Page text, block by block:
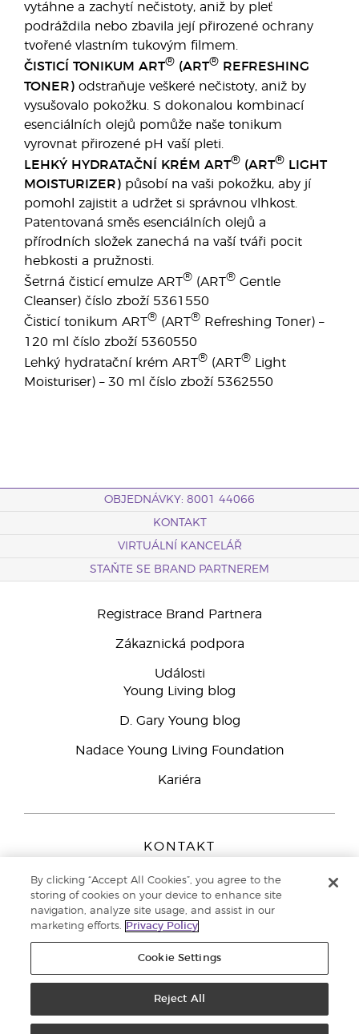
vytáhne a zachytí nečistoty, aniž by pleť
podráždila nebo zbavila její přirozené ochrany
tvořené vlastním tukovým filmem.
ČISTICÍ TONIKUM ART® (ART® REFRESHING
TONER) odstraňuje veškeré nečistoty, aniž by
vysušovalo pokožku. S dokonalou kombinací
esenciálních olejů pomůže naše tonikum
vyrovnat přirozené pH vaší pleti.
LEHKÝ HYDRATAČNÍ KRÉM ART® (ART® LIGHT
MOISTURIZER) působí na vaši pokožku, aby jí
pomohl zajistit a udržet si správnou vlhkost.
Patentovaná směs esenciálních olejů a
přírodních složek zanechá na vaší tváři pocit
hebkosti a pružnosti.
Šetrná čisticí emulze ART® (ART® Gentle
Cleanser) číslo zboží 5361550
Čisticí tonikum ART ® (ART ® Refreshing Toner) –
120 ml číslo zboží 5360550
Lehký hydratační krém ART® (ART® Light
Moisturiser) – 30 ml číslo zboží 5362550
OBJEDNÁVKY: 8001 44066
KONTAKT
VIRTUÁLNÍ KANCELÁŘ
STAŇTE SE BRAND PARTNEREM
Registrace Brand Partnera
Zákaznická podpora
Události
Young Living blog
D. Gary Young blog
Nadace Young Living Foundation
Kariéra
KONTAKT
Peizerweg 97
9727 AJ Groningen
Netherlands
Zákaznická podpora800 144 066
ochrany osobních údajů
By clicking “Accept All Cookies”, you agree to the
storing of cookies on your device to enhance site
navigation, analyze site usage, and assist in our
marketing efforts.
Privacy Policy
Cookie Settings
Reject All